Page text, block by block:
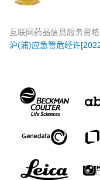
互联网药品信息服务资
沪(浦)应急管危经许